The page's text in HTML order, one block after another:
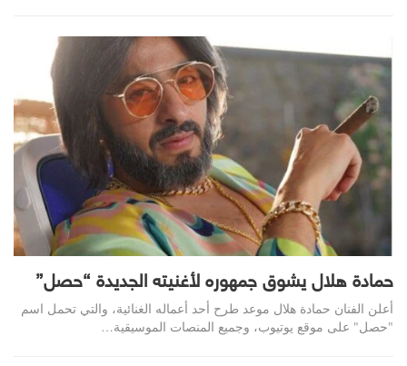
حمادة هلال يشوق جمهوره لأغنيته الجديدة “حصل”
أعلن الفنان حمادة هلال موعد طرح أحد أعماله الغنائية، والتي تحمل اسم
"حصل" على موقع يوتيوب، وجميع المنصات الموسيقية…